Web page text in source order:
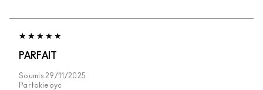
PARFAIT
Soumis 29/11/2025
Partokieoyc